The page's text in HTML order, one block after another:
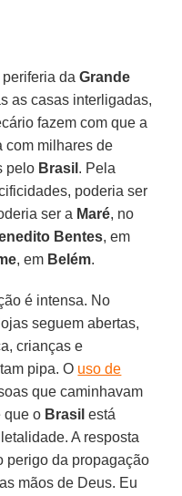
periferia daGrande
as casas interligadas,
fazem com que a
com milhares de
pelo Brasil . Pela
poderia ser
ser a Maré, no
Bentes, em
, em Belém.
é intensa. No
seguem abertas,
crianças e
pipa. O uso de
que caminhavam
que o Brasil está
A resposta
perigo da propagação
mãos de Deus. Eu